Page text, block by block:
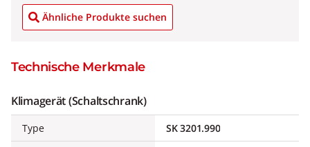
Ähnliche Produkte suchen
Technische Merkmale
Klimagerät (Schaltschrank)
Type
SK 3201.990